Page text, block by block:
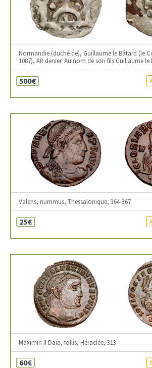
Normandie (duché de), Guillaume le Bâtard (le
1087), AR denier. Au nom de son fils Guillaume le
500€
Valens, nummus, Thessalonique, 364-367
25€
Maximin II Daia, follis, Héraclée, 313
60€